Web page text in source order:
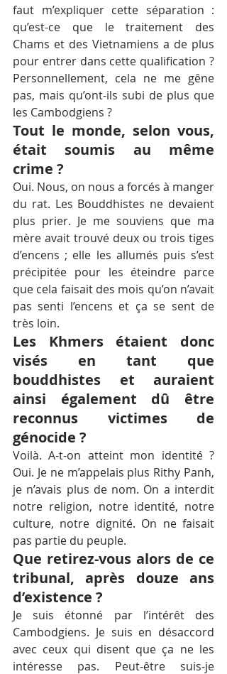
faut m’expliquer cette séparation :
qu’est-ce que le traitement des
Chams et des Vietnamiens a de plus
pour entrer dans cette qualification ?
Personnellement, cela ne me gêne
pas, mais qu’ont-ils subi de plus que
les Cambodgiens ?
Tout le monde, selon vous,
était soumis au même
crime ?
Oui. Nous, on nous a forcés à manger
du rat. Les Bouddhistes ne devaient
plus prier. Je me souviens que ma
mère avait trouvé deux ou trois tiges
d’encens ; elle les allumés puis s’est
précipitée pour les éteindre parce
que cela faisait des mois qu’on n’avait
pas senti l’encens et ça se sent de
très loin.
Les Khmers étaient donc
visés en tant que
bouddhistes et auraient
ainsi également dû être
reconnus victimes de
génocide ?
Voilà. A-t-on atteint mon identité ?
Oui. Je ne m’appelais plus Rithy Panh,
je n’avais plus de nom. On a interdit
notre religion, notre identité, notre
culture, notre dignité. On ne faisait
pas partie du peuple.
Que retirez-vous alors de ce
tribunal, après douze ans
d’existence ?
Je suis étonné par l’intérêt des
Cambodgiens. Je suis en désaccord
avec ceux qui disent que ça ne les
intéresse pas. Peut-être suis-je